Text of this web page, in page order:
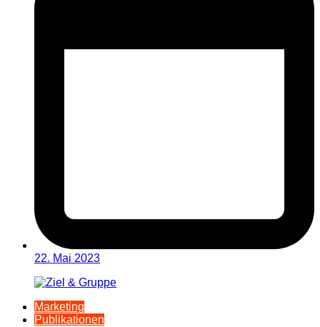
22. Mai 2023
Marketing
Publikationen